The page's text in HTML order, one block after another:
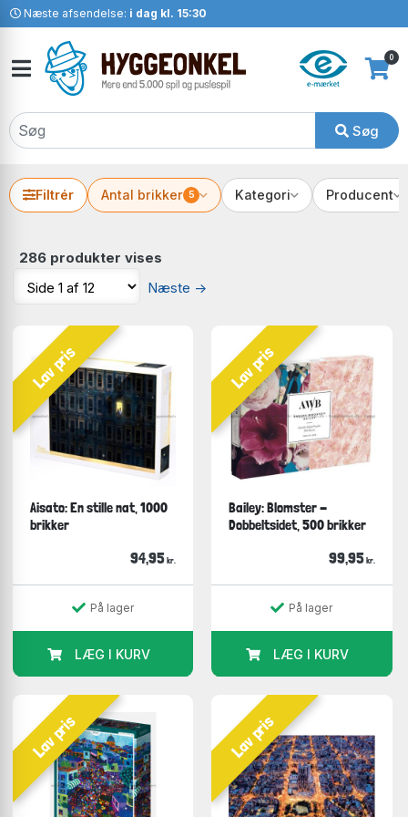
Næste afsendelse: i dag kl. 15:30
Søg
0
Filtrér Antal brikker 5 Kategori Producent
286 produkter vises
Næste →
Lav pris
Aisato: En stille nat, 1000
brikker
94,95 kr.
På lager
LÆG I KURV
Lav pris
Bailey: Blomster -
Dobbeltsidet, 500 brikker
99,95 kr.
På lager
LÆG I KURV
Lav pris Lav pris